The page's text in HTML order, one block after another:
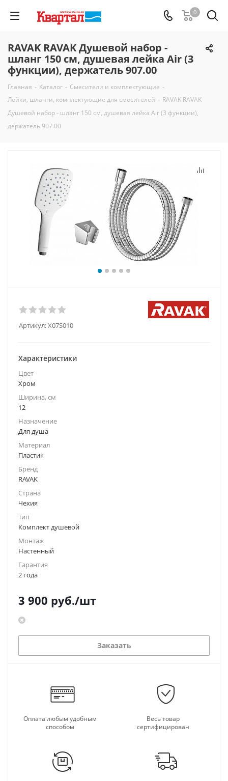
0
RAVAK RAVAK Душевой набор -
шланг 150 см, душевая лейка Air (3
функции), держатель 907.00
Главная - Каталог - Смесители и комплектующие -
Лейки, шланги, комплектующие для смесителей - RAVAK RAVAK
Душевой набор - шланг 150 см, душевая лейка Air (3 функции),
держатель 907.00
Артикул:X07S010
Характеристики
Цвет
Хром
Ширина, см
12
Назначение
Для душа
Материал
Пластик
Бренд
RAVAK
Страна
Чехия
Тип
Комплект душевой
Монтаж
Настенный
Гарантия
2 года
3 900 руб./шт
Заказать
Оплата любым удобным
способом
Весь товар
сертифицирован